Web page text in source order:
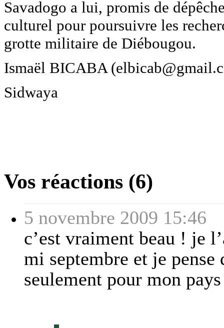
Savadogo a lui, promis de
culturel pour poursuivre les
grotte militaire de Diébougou.
Ismaël BICABA
Sidwaya
Vos réactions (6)
5 novembre 2009 15:46
c’est vraiment beau ! je
mi septembre et je pense
seulement pour mon